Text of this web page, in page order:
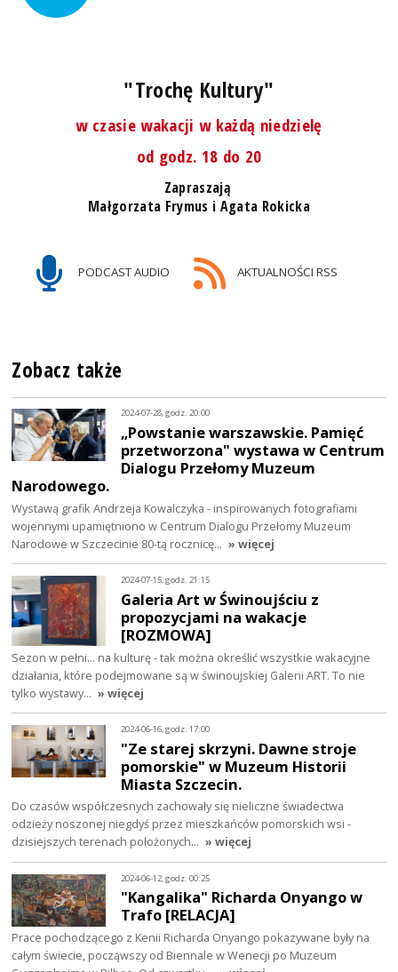
"Trochę Kultury"
w czasie wakacji w każdą niedzielę
od godz. 18 do 20
Zapraszają
Małgorzata Frymus i Agata Rokicka
PODCAST AUDIO AKTUALNOŚCI RSS
Zobacz także
2024-07-28, godz. 20:00
„Powstanie warszawskie. Pamięć
przetworzona" wystawa w Centrum
Dialogu Przełomy Muzeum
Narodowego.
Wystawą grafik Andrzeja Kowalczyka - inspirowanych fotografiami
wojennymi upamiętniono w Centrum Dialogu Przełomy Muzeum
Narodowe w Szczecinie 80-tą rocznicę… » więcej
2024-07-15, godz. 21:15
Galeria Art w Świnoujściu z
propozycjami na wakacje
[ROZMOWA]
Sezon w pełni... na kulturę - tak można określić wszystkie wakacyjne
działania, które podejmowane są w świnoujskiej Galerii ART. To nie
tylko wystawy… » więcej
2024-06-16, godz. 17:00
"Ze starej skrzyni. Dawne stroje
pomorskie" w Muzeum Historii
Miasta Szczecin.
Do czasów współczesnych zachowały się nieliczne świadectwa
odzieży noszonej niegdyś przez mieszkańców pomorskich wsi -
dzisiejszych terenach położonych… » więcej
2024-06-12, godz. 00:25
"Kangalika" Richarda Onyango w
Trafo [RELACJA]
Prace pochodzącego z Kenii Richarda Onyango pokazywane były na
całym świecie, począwszy od Biennale w Wenecji po Muzeum